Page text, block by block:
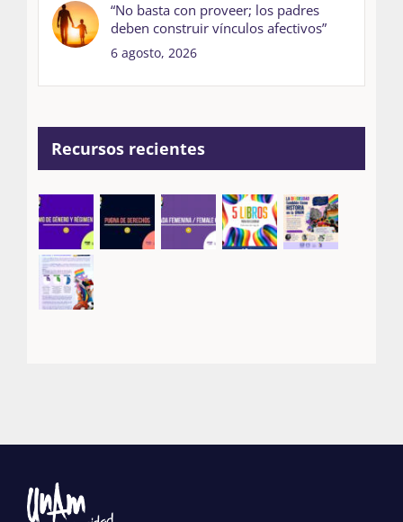
“No basta con proveer; los padres
deben construir vínculos afectivos”
6 agosto, 2026
Recursos recientes